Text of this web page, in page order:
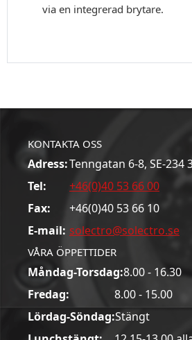
via en integrerad brytare.
KONTAKTA OSS
Adress:Tenngatan 6-8, SE-234
Tel:
+46(0)40 53 66 00
Fax:
+46(0)40 53 66 10
E-mail: solectro@solectro.se
VÅRA ÖPPETTIDER
Måndag-Torsdag:8.00 - 16.30
Fredag:
8.00 - 15.00
Lördag-Söndag:Stängt